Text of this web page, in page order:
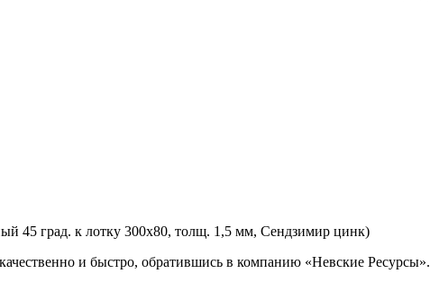
45 град. к лотку 300х80, толщ. 1,5 мм, Сендзимир цинк)
и быстро, обратившись в компанию «Невские Ресурсы».